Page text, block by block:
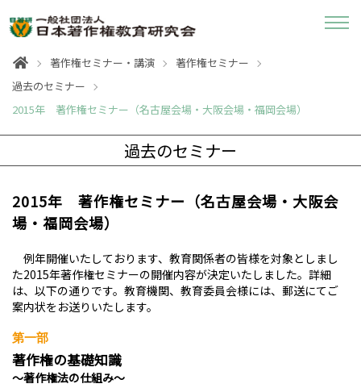
著作権セミナー・講演
著作権セミナー
過去のセミナー
2015年 著作権セミナー（名古屋会場・大阪会場・福岡会場）
過去のセミナー
2015年 著作権セミナー（名古屋会場・大阪会
場・福岡会場）
例年開催いたしております、教育関係者の皆様を対象としまし
た2015年著作権セミナーの開催内容が決定いたしました。詳細
は、以下の通りです。教育機関、教育委員会様には、郵送にてご
案内状をお送りいたします。
第一部
著作権の基礎知識
～著作権法の仕組み～